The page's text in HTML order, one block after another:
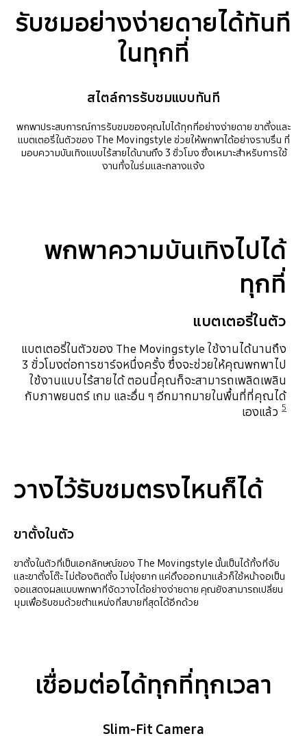
รับชมอย่างง่ายดายได้ทันที
ในทุกที่
สไตล์การรับชมแบบทันที
พกพาประสบการณ์การรับชมของคุณไปได้ทุกที่อย่างง่ายดาย ขาตั้งและ
แบตเตอรี่ในตัวของ The Movingstyle ช่วยให้พกพาได้อย่างราบรื่น ที่
มอบความบันเทิงแบบไร้สายได้นานถึง 3 ชั่วโมง ซึ่งเหมาะสำหรับการใช้
งานทั้งในร่มและกลางแจ้ง
พกพาความบันเทิงไปได้
ทุกที่
แบตเตอรี่ในตัว
แบตเตอรี่ในตัวของ The Movingstyle ใช้งานได้นานถึง
3 ชั่วโมงต่อการชาร์จหนึ่งครั้ง ซึ่งจะช่วยให้คุณพกพาไป
ใช้งานแบบไร้สายได้ ตอนนี้คุณก็จะสามารถเพลิดเพลิน
กับภาพยนตร์ เกม และอื่น ๆ อีกมากมายในพื้นที่ที่คุณได้
เองแล้ว 5
วางไว้รับชมตรงไหนก็ได้
ขาตั้งในตัว
ขาตั้งในตัวที่เป็นเอกลักษณ์ของ The Movingstyle นั้นเป็นได้ทั้งที่จับ
และขาตั้งโต๊ะ ไม่ต้องติดตั้ง ไม่ยุ่งยาก แค่ดึงออกมาแล้วก็ใช้หน้าจอเป็น
จอแสดงผลแบบพกพาที่จัดวางได้อย่างง่ายดาย คุณยังสามารถเปลี่ยน
มุมเพื่อรับชมด้วยตำแหน่งที่สบายที่สุดได้อีกด้วย
เชื่อมต่อได้ทุกที่ทุกเวลา
Slim-Fit Camera